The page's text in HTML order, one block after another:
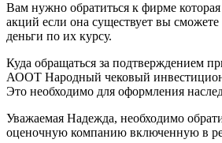
Вам нужно обратиться к фирме которая
акций если она существует вы
деньги по их курсу.
Куда обращаться за подтверждением
АООТ Народный чековый
Это необходимо для оформления
Уважаемая Надежда, необходимо
оценочную компанию включенную в